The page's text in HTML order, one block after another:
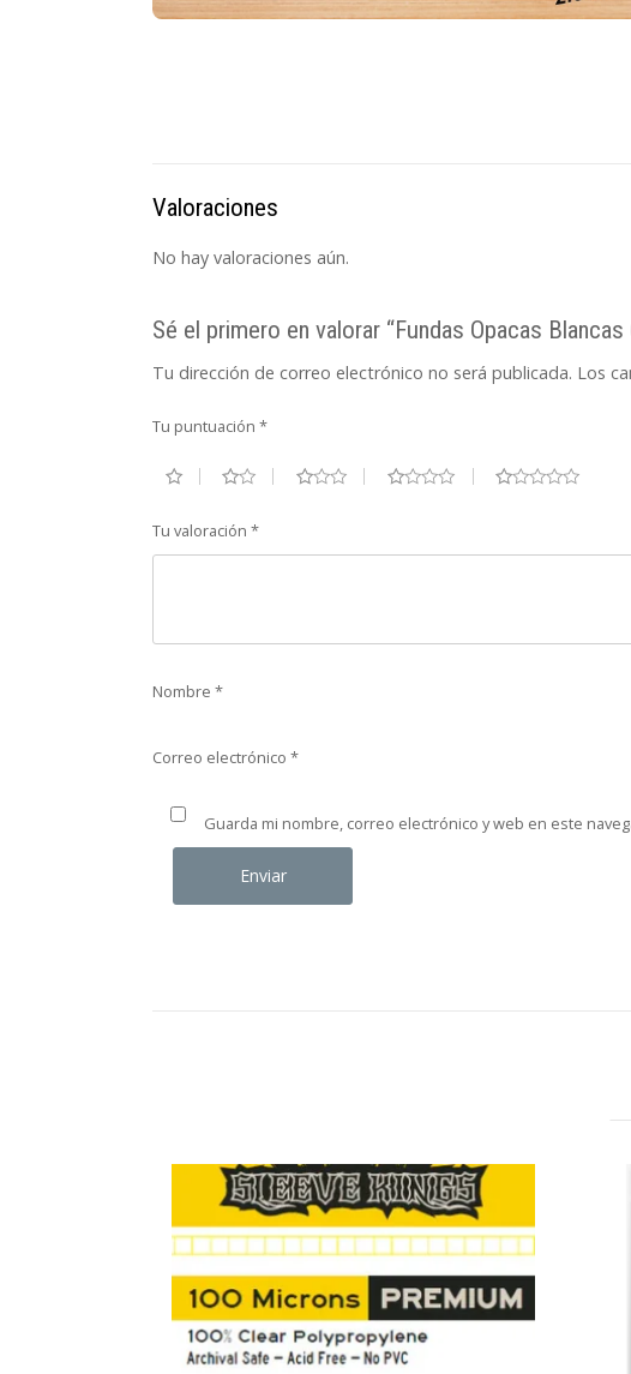
Valoraciones
No hay valoraciones aún.
Sé el primero en valorar “Fundas Opacas Blancas
Tu dirección de correo electrónico no será publicada. Los
Tu puntuación *
Tu valoración *
Nombre *
Correo electrónico *
Guarda mi nombre, correo electrónico y web en este